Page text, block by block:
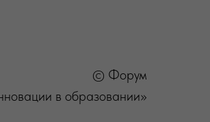
© Форум
в образовании»